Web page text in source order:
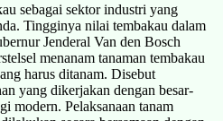
sebagai sektor industri yang
Tingginya nilai tembakau dalam
Jenderal Van den Bosch
menanam tanaman tembakau
harus ditanam. Disebut
yang dikerjakan dengan besar-
modern. Pelaksanaan tanam